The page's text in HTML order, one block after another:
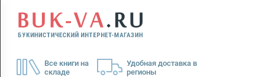
Все книги на
складе
Удобная доставка в
регионы
Menu